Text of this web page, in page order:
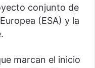
conjunto de
(ESA) y la
marcan el inicio